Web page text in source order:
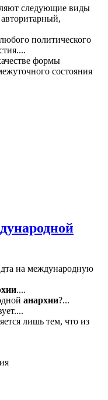
следующие виды
политического
формы
состояния
на международную
....
анархии?...
лишь тем, что из